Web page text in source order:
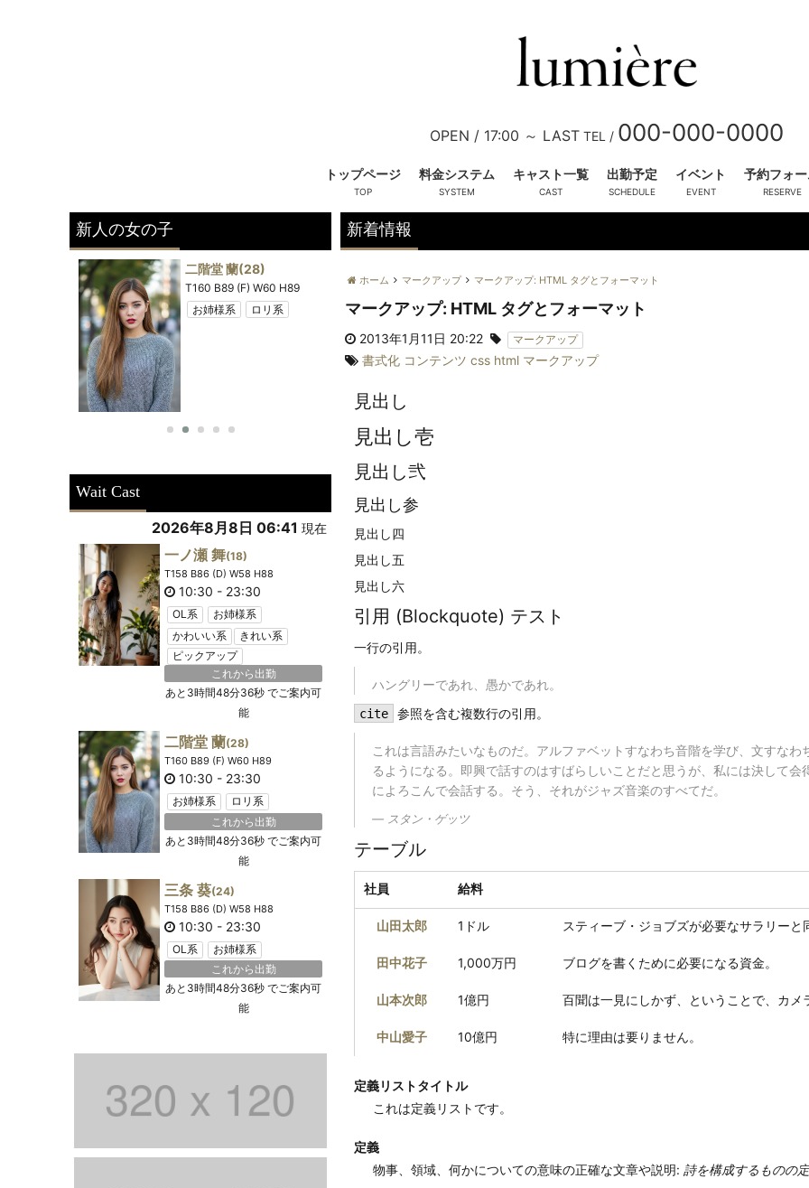
OPEN / 17:00 ～ LAST TEL / 000-000-0000
トップページ 料金システム キャスト一覧 出勤予定 イベント 予約フォー
新着情報
ホーム マークアップ マークアップ: HTML タグとフォーマット
マークアップ: HTML タグとフォーマット
2013年1月11日 20:22 マークアップ
書式化 コンテンツ css html マークアップ
見出し
見出し壱
見出し弐
見出し参
見出し四
見出し五
見出し六
引用 (Blockquote) テスト
一行の引用。
ハングリーであれ、愚かであれ。
cite 参照を含む複数行の引用。
これは言語みたいなものだ。アルファベットすなわち音階を学び、文すな
るようになる。即興で話すのはすばらしいことだと思うが、私には決して
によろこんで会話する。そう、それがジャズ音楽のすべてだ。
スタン・ゲッツ
テーブル
社員 給料
山田太郎 1ドル スティーブ・ジョブズが必要なサラリーと
田中花子 1,000万円 ブログを書くために必要になる資金。
山本次郎 1億円 百聞は一見にしかず、ということで、カメ
中山愛子 10億円 特に理由は要りません。
定義リストタイトル
これは定義リストです。
定義
物事、領域、何かについての意味の正確な文章や説明: 詩を構成するものの定
新人の女の子
二階堂 蘭(28)
T160 B89 (F) W60 H89
お姉様系
ロリ系
T158 B86 (D) W58 H88
OL系
お姉様系
Wait Cast
2026年8月8日 06:41 現在
一ノ瀬 舞(18)
T158 B86 (D) W58 H88
10:30 - 23:30
OL系
お姉様系
かわいい系
きれい系
ピックアップ
これから出勤
あと 3時間48分35秒 でご案内可
能
二階堂 蘭(28)
T160 B89 (F) W60 H89
10:30 - 23:30
お姉様系
ロリ系
これから出勤
あと 3時間48分35秒 でご案内可
能
三条 葵(24)
T158 B86 (D) W58 H88
10:30 - 23:30
OL系
お姉様系
これから出勤
あと 3時間48分35秒 でご案内可
能